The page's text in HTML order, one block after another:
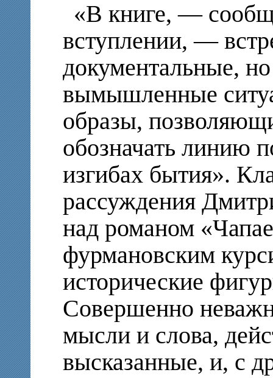
«В книге, —
вступлении, —
документальные,
вымышленные
образы,
обозначать линию
изгибах бытия».
рассуждения
над романом
фурмановским
исторические
Совершенно
мысли и слова,
высказанные, и, с